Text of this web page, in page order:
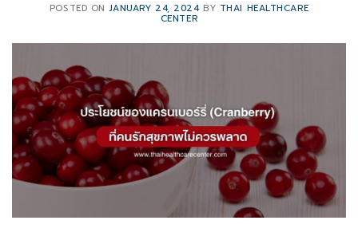
POSTED ONJANUARY 24, 2024 BY THAI HEALTHCARE
CENTER